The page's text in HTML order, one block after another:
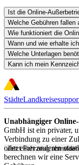
Ist die Online-
Welche Gebühren fallen
Wie funktioniert die
Wann und wie erhalte
Welche Unterlagen
Kann ich mein
Jetzt Fahrzeug abmelden
StädteLandkreise
Unabhängiger
GmbH ist ein privater,
Verbindung zu einer
oder einer anderen
berechnen wir eine